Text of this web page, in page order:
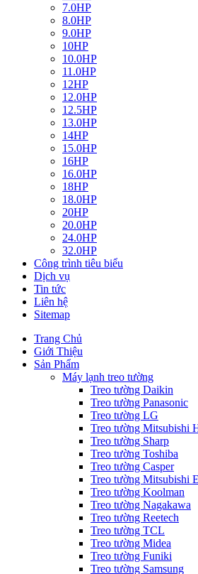
7.0HP
8.0HP
9.0HP
10HP
10.0HP
11.0HP
12HP
12.0HP
12.5HP
13.0HP
14HP
15.0HP
16HP
16.0HP
18HP
18.0HP
20HP
20.0HP
24.0HP
32.0HP
Công trình tiêu biểu
Dịch vụ
Tin tức
Liên hệ
Sitemap
Trang Chủ
Giới Thiệu
Sản Phẩm
Máy lạnh treo tường
Treo tường Daikin
Treo tường Panasonic
Treo tường LG
Treo tường Mitsubishi
Treo tường Sharp
Treo tường Toshiba
Treo tường Casper
Treo tường Mitsubishi
Treo tường Koolman
Treo tường Nagakawa
Treo tường Reetech
Treo tường TCL
Treo tường Midea
Treo tường Funiki
Treo tường Samsung